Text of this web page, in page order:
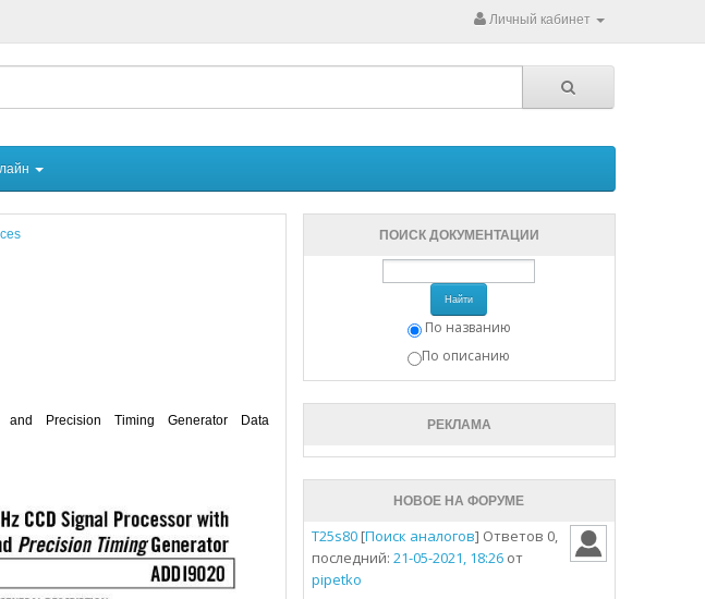
Личный кабинет
Precision Timing Generator Data
ПОИСК ДОКУМЕНТАЦИИ
Найти
По названию
По описанию
РЕКЛАМА
НОВОЕ НА ФОРУМЕ
T25s80[Поиск аналогов] Ответов 0,
последний: 21-05-2021, 18:26от
pipetko